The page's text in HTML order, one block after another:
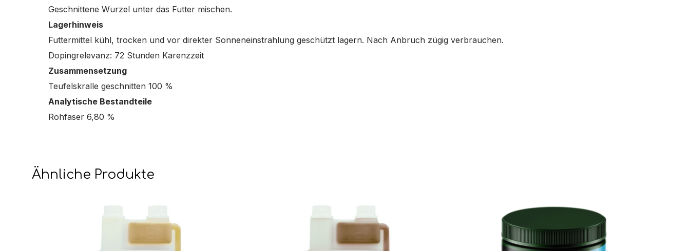
Geschnittene Wurzel unter das Futter mischen.
Lagerhinweis
Futtermittel kühl, trocken und vor direkter Sonneneinstrahlung geschützt lagern. Nach Anbruch zügig verbrauchen.
Dopingrelevanz: 72 Stunden Karenzzeit
Zusammensetzung
Teufelskralle geschnitten 100 %
Analytische Bestandteile
Rohfaser 6,80 %
Ähnliche Produkte